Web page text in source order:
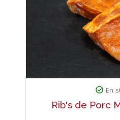
En
Rib's de Porc